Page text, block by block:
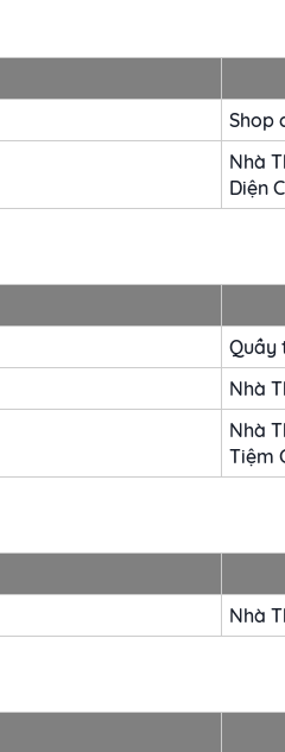
Shop
Nhà
Diện
Quầy
Nhà
Nhà
Tiệm
Nhà